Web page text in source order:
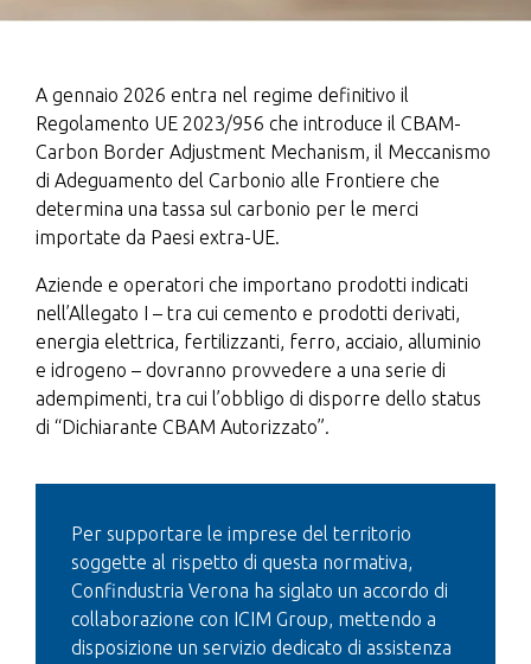
A gennaio 2026 entra nel regime definitivo il
Regolamento UE 2023/956 che introduce il CBAM-
Carbon Border Adjustment Mechanism, il Meccanismo
di Adeguamento del Carbonio alle Frontiere che
determina una tassa sul carbonio per le merci
importate da Paesi extra-UE.
Aziende e operatori che importano prodotti indicati
nell’Allegato I – tra cui cemento e prodotti derivati,
energia elettrica, fertilizzanti, ferro, acciaio, alluminio
e idrogeno – dovranno provvedere a una serie di
adempimenti, tra cui l’obbligo di disporre dello status
di “Dichiarante CBAM Autorizzato”.
Per supportare le imprese del territorio
soggette al rispetto di questa normativa,
Confindustria Verona ha siglato un accordo di
collaborazione con ICIM Group, mettendo a
disposizione un servizio dedicato di assistenza